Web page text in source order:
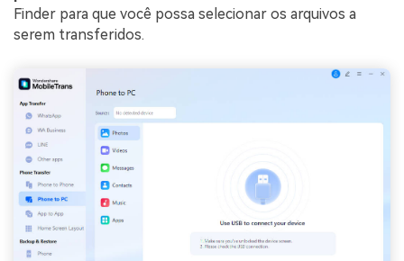
Finder para que você possa selecionar os arquivos a
serem transferidos.